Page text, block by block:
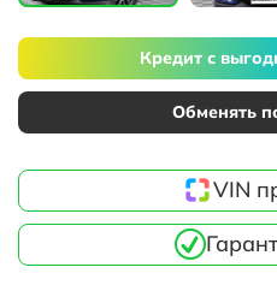
Кредит с
Обменять
VIN